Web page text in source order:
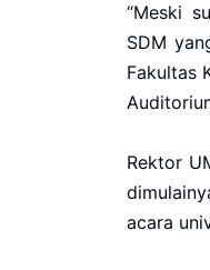
“Meski
SDM
Fakultas
Rektor
acara